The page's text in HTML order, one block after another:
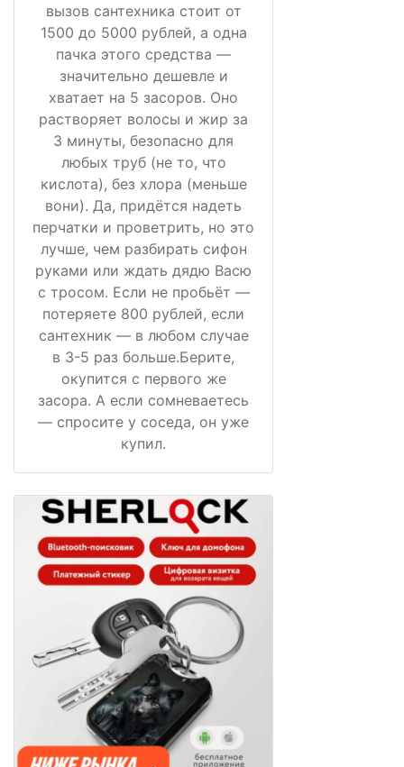
вызов сантехника стоит от
1500 до 5000 рублей, а одна
пачка этого средства —
значительно дешевле и
хватает на 5 засоров. Оно
растворяет волосы и жир за
3 минуты, безопасно для
любых труб (не то, что
кислота), без хлора (меньше
вони). Да, придётся надеть
перчатки и проветрить, но это
лучше, чем разбирать сифон
руками или ждать дядю Васю
с тросом. Если не пробьёт —
потеряете 800 рублей, если
сантехник — в любом случае
в 3-5 раз больше.Берите,
окупится с первого же
засора. А если сомневаетесь
— спросите у соседа, он уже
купил.